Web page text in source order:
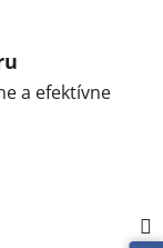
a efektívne